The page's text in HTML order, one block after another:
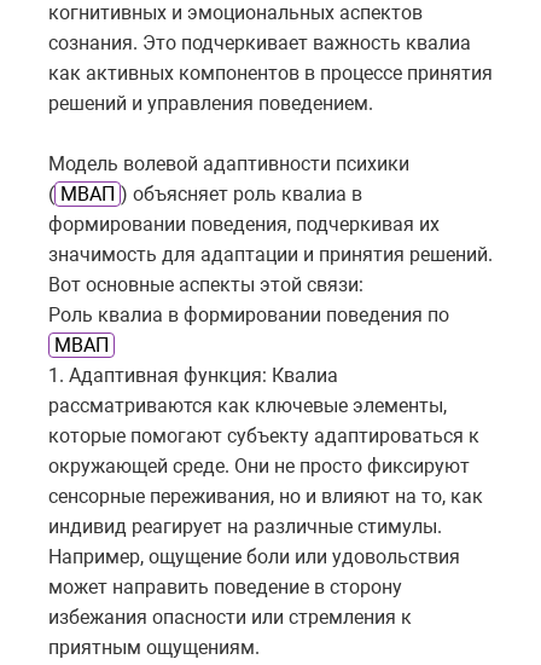
когнитивных и эмоциональных аспектов
сознания. Это подчеркивает важность квалиа
как активных компонентов в процессе принятия
решений и управления поведением.
Модель волевой адаптивности психики
( МВАП ) объясняет роль квалиа в
формировании поведения, подчеркивая их
значимость для адаптации и принятия решений.
Вот основные аспекты этой связи:
Роль квалиа в формировании поведения по
МВАП
1. Адаптивная функция: Квалиа
рассматриваются как ключевые элементы,
которые помогают субъекту адаптироваться к
окружающей среде. Они не просто фиксируют
сенсорные переживания, но и влияют на то, как
индивид реагирует на различные стимулы.
Например, ощущение боли или удовольствия
может направить поведение в сторону
избежания опасности или стремления к
приятным ощущениям.